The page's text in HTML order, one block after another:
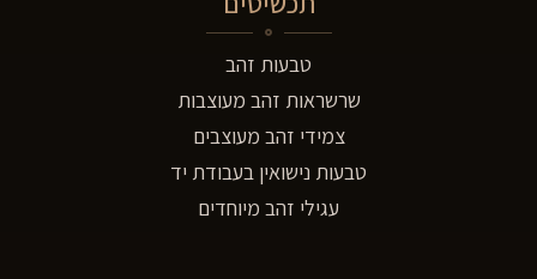
טבעות זהב
שרשראות זהב מעוצבות
צמידי זהב מעוצבים
טבעות נישואין בעבודת יד
עגילי זהב מיוחדים